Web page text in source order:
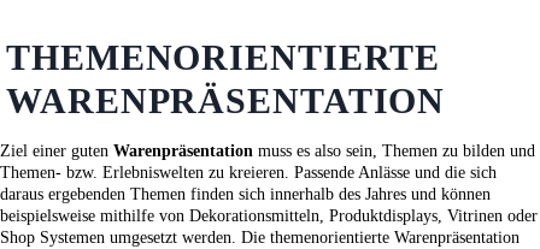
THEMENORIENTIERTE
WARENPRÄSENTATION
Ziel einer guten Warenpräsentation muss es also sein, Themen zu bilden und
Themen- bzw. Erlebniswelten zu kreieren. Passende Anlässe und die sich
daraus ergebenden Themen finden sich innerhalb des Jahres und können
beispielsweise mithilfe von Dekorationsmitteln, Produktdisplays, Vitrinen oder
Shop Systemen umgesetzt werden. Die themenorientierte Warenpräsentation